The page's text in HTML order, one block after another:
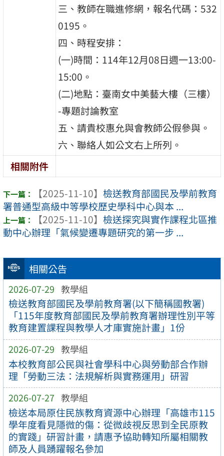
相關公告
2026-07-29 教學組
檢送教育部國民及學前教育署(以下簡稱國教署)
「115年度教育部國民及學前教育署辦理性別平等
教育建置課程與教學人才庫實施計畫」1份
2026-07-29 教學組
本校教育部公民與社會學科中心與勞動部合作辦
理「勞動三法：法規解析與實務運用」研習
2026-07-27 教學組
檢送本局原住民族教育資源中心辦理「高雄市115
學年度看見隱微的傷：從微歧視反思到全民原教
的實踐」研習計畫，請惠予協助轉知所屬相關教
師及人員踴躍報名參加
三、教師在職進修網，報名代碼：532
0195。
四、時程安排：
(一)時間：114年12月08日週一13:00-
15:00。
(二)地點：臺南女中美藝大樓（三樓）
-專題討論教室
五、請貴校惠允與會教師公假參與。
六、聯絡人如公文右上所列。
相關附件
【2025-11-10】 檢送教育部國民及學前教育
署普通型高級中等學校歷史學科中心與本 ...
【2025-11-10】 檢送探究與實作課程北區推
動中心辦理「氣候變遷專題研究的第一步 ...